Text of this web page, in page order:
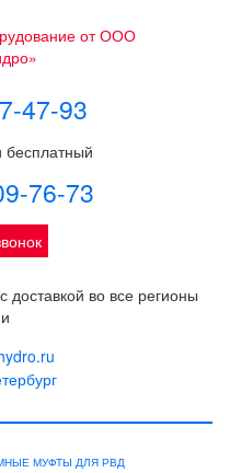
47-93
бесплатный
76-73
доставкой во все регионы
МУФТЫ ДЛЯ РВД